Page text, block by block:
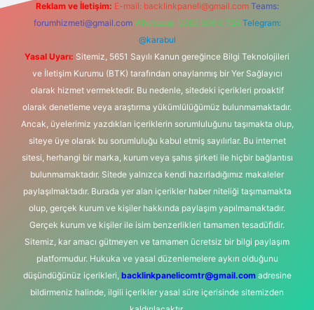
Reklam ve İletişim: E-mail: backlinkpaneli@gmail.com Teams:
forumhizmeti@gmail.com Whatsapp: 0262 606 0 726 Telegram:
@karabul
Yasal Uyarı: Sitemiz, 5651 Sayılı Kanun gereğince Bilgi Teknolojileri
ve İletişim Kurumu (BTK) tarafından onaylanmış bir Yer Sağlayıcı
olarak hizmet vermektedir. Bu nedenle, sitedeki içerikleri proaktif
olarak denetleme veya araştırma yükümlülüğümüz bulunmamaktadır.
Ancak, üyelerimiz yazdıkları içeriklerin sorumluluğunu taşımakta olup,
siteye üye olarak bu sorumluluğu kabul etmiş sayılırlar. Bu internet
sitesi, herhangi bir marka, kurum veya şahıs şirketi ile hiçbir bağlantısı
bulunmamaktadır. Sitede yalnızca kendi hazırladığımız makaleler
paylaşılmaktadır. Burada yer alan içerikler haber niteliği taşımamakta
olup, gerçek kurum ve kişiler hakkında paylaşım yapılmamaktadır.
Gerçek kurum ve kişiler ile isim benzerlikleri tamamen tesadüfidir.
Sitemiz, kar amacı gütmeyen ve tamamen ücretsiz bir bilgi paylaşım
platformudur. Hukuka ve yasal düzenlemelere aykırı olduğunu
düşündüğünüz içerikleri, backlinkpanelicomtr@gmail.comadresine
bildirmeniz halinde, ilgili içerikler yasal süre içerisinde sitemizden